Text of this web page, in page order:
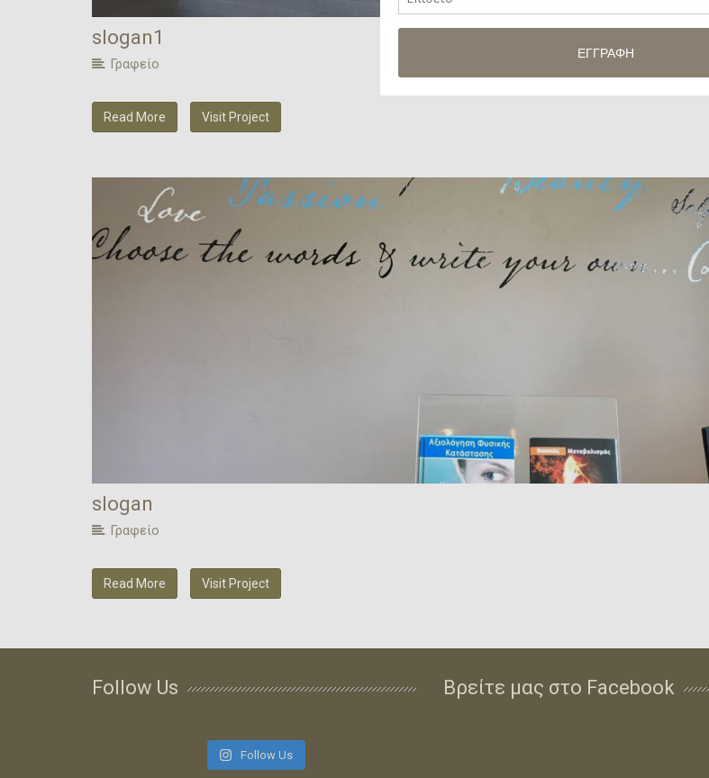
slogan1
Γραφείο
Read More Visit Project
slogan
Γραφείο
Read More Visit Project
Follow Us
Follow Us
Βρείτε μας στο Facebook